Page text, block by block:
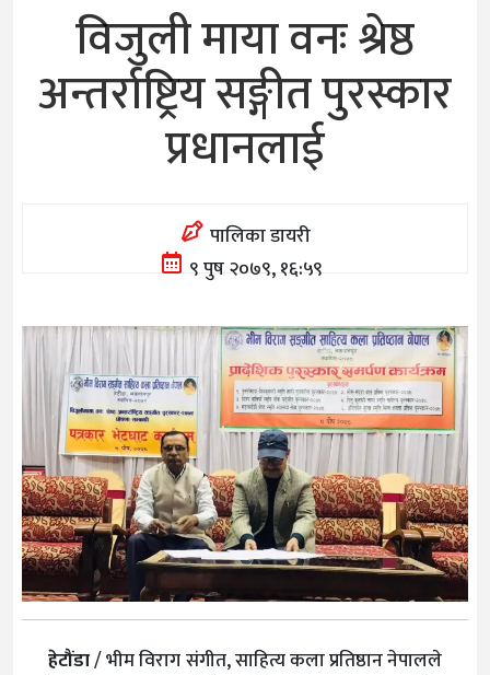
विजुली माया वनः श्रेष्ठ
अन्तर्राष्ट्रिय सङ्गीत पुरस्कार
प्रधानलाई
पालिका डायरी
९ पुष २०७९, १६:५९
हेटौंडा/ भीम विराग संगीत, साहित्य कला प्रतिष्ठान नेपालले